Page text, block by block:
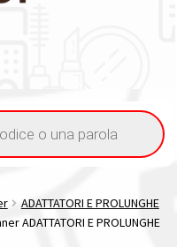
ADATTATORI E PROLUNGHE
ADATTATORI E PROLUNGHE